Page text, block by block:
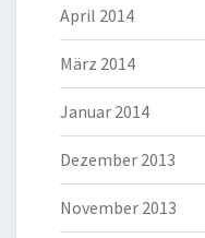
April 2014
März 2014
Januar 2014
Dezember 2013
November 2013